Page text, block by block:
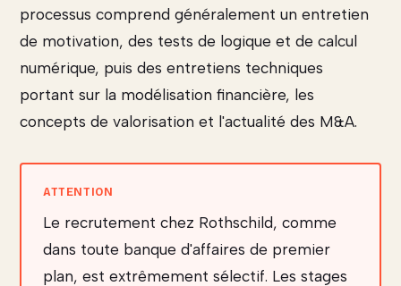
processus comprend généralement un entretien
de motivation, des tests de logique et de calcul
numérique, puis des entretiens techniques
portant sur la modélisation financière, les
concepts de valorisation et l'actualité des M&A.
Le recrutement chez Rothschild, comme
dans toute banque d'affaires de premier
plan, est extrêmement sélectif. Les stages